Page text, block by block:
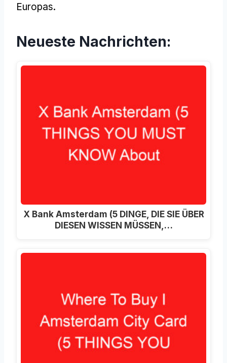
Europas.
Neueste Nachrichten:
X Bank Amsterdam (5 DINGE, DIE SIE ÜBER
DIESEN WISSEN MÜSSEN,…